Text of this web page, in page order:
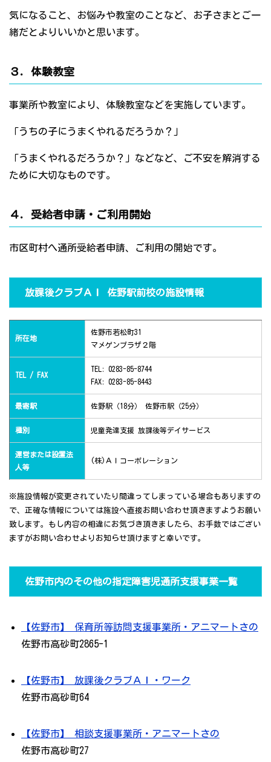
気になること、お悩みや教室のことなど、お子さまとご一
緒だとよりいいかと思います。
３．体験教室
事業所や教室により、体験教室などを実施しています。
「うちの子にうまくやれるだろうか？」
「うまくやれるだろうか？」などなど、ご不安を解消する
ために大切なものです。
４．受給者申請・ご利用開始
市区町村へ通所受給者申請、ご利用の開始です。
放課後クラブＡＩ 佐野駅前校の施設情報
所在地
佐野市若松町31
マメゲンプラザ２階
TEL / FAX
TEL: 0283-85-8744
FAX: 0283-85-8443
最寄駅 佐野駅（18分） 佐野市駅（25分）
種別 児童発達支援 放課後等デイサービス
運営または設置法
人等
(株)ＡＩコーポレーション
※施設情報が変更されていたり間違ってしまっている場合もありますの
で、正確な情報については施設へ直接お問い合わせ頂きますようお願い
致します。もし内容の相違にお気づき頂きましたら、お手数ではござい
ますがお問い合わせよりお知らせ頂けますと幸いです。
佐野市内のその他の指定障害児通所支援事業一覧
【佐野市】 保育所等訪問支援事業所・アニマートさの
佐野市高砂町2865-1
【佐野市】 放課後クラブＡＩ・ワーク
佐野市高砂町64
【佐野市】 相談支援事業所・アニマートさの
佐野市高砂町27